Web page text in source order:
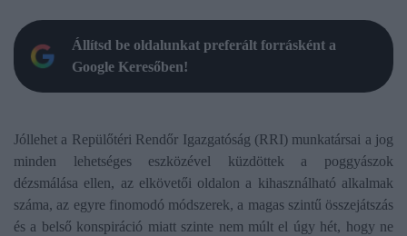
Állítsd be oldalunkat preferált forrásként a
Google Keresőben!
Jóllehet a Repülőtéri Rendőr Igazgatóság (RRI) munkatársai a jog
minden lehetséges eszközével küzdöttek a poggyászok
dézsmálása ellen, az elkövetői oldalon a kihasználható alkalmak
száma, az egyre finomodó módszerek, a magas szintű összejátszás
és a belső konspiráció miatt szinte nem múlt el úgy hét, hogy ne